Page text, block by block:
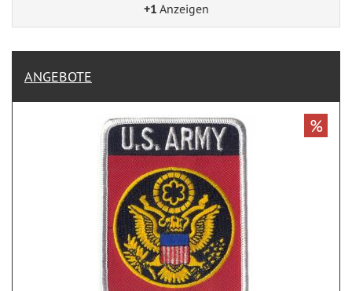
+1 Anzeigen
ANGEBOTE
%